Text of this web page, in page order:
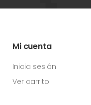
Mi cuenta
Inicia sesión
Ver carrito